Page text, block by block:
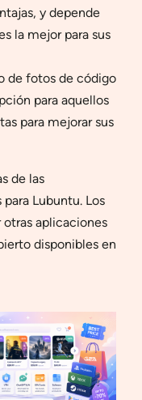
y depende
la mejor para sus
de fotos de código
para aquellos
para mejorar sus
de las
Lubuntu. Los
aplicaciones
disponibles en